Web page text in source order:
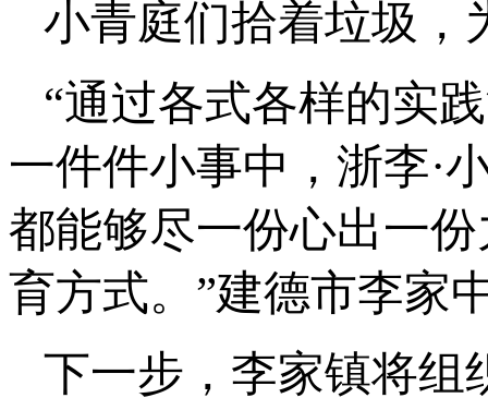
小青庭们拾着垃圾，
“通过各式各样的实
一件件小事中，浙李·
都能够尽一份心出一
育方式。”建德市李家
下一步，李家镇将组